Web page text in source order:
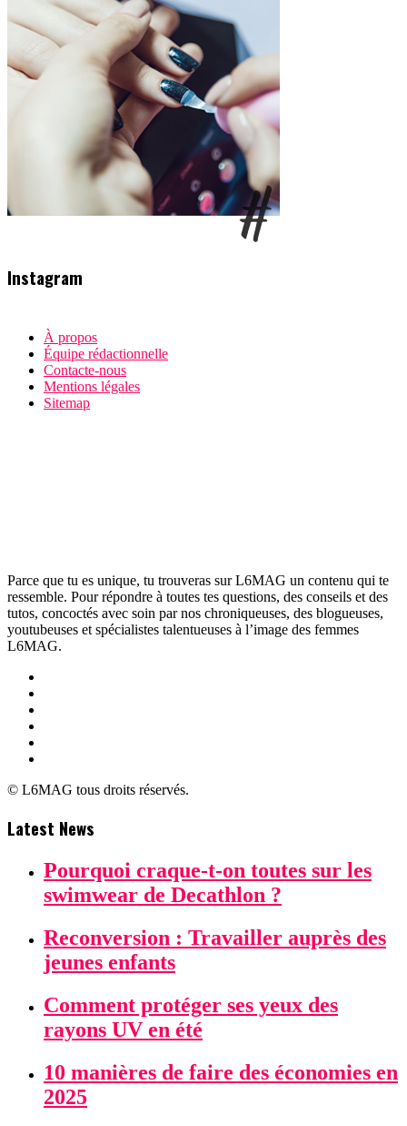
Instagram
À propos
Équipe rédactionnelle
Contacte-nous
Mentions légales
Sitemap
Parce que tu es unique, tu trouveras sur L6MAG un contenu qui te
ressemble. Pour répondre à toutes tes questions, des conseils et des
tutos, concoctés avec soin par nos chroniqueuses, des blogueuses,
youtubeuses et spécialistes talentueuses à l’image des femmes
L6MAG.
© L6MAG tous droits réservés.
Latest News
Pourquoi craque-t-on toutes sur les
swimwear de Decathlon ?
Reconversion : Travailler auprès des
jeunes enfants
Comment protéger ses yeux des
rayons UV en été
10 manières de faire des économies en
2025